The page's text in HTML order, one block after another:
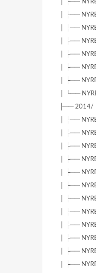
│ ├──
│ ├──
│ ├──
│ ├──
│ ├──
│ ├──
│ └──
├── 2014/
│ ├──
│ ├──
│ ├──
│ ├──
│ ├──
│ ├──
│ ├──
│ ├──
│ ├──
│ ├──
│ ├──
│ ├──